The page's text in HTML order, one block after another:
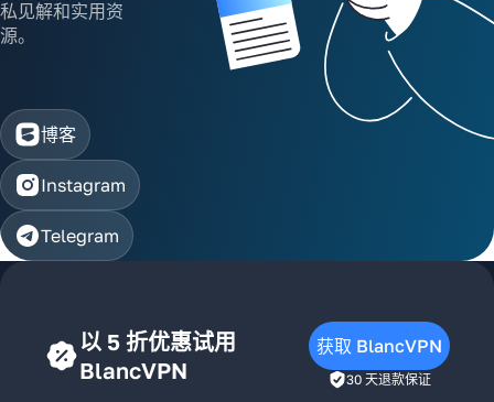
私见解和实用资
源。
博客
Instagram
Telegram
以 5 折优惠试用
BlancVPN
获取 BlancVPN
30 天退款保证